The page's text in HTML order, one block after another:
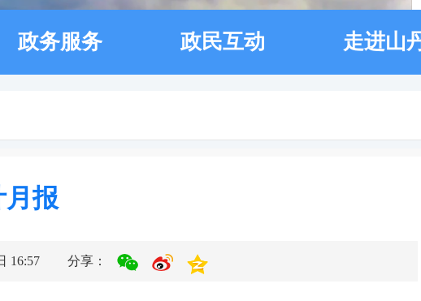
政务服务 政民互动 走进山
月报
16:57 分享：